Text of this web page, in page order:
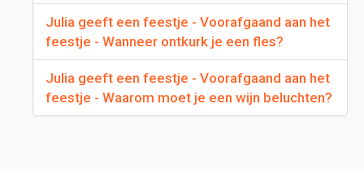
Julia geeft een feestje - Voorafgaand aan het
feestje - Wanneer ontkurk je een fles?
Julia geeft een feestje - Voorafgaand aan het
feestje - Waarom moet je een wijn beluchten?